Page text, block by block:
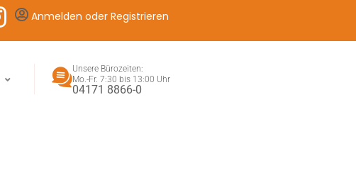
Anmelden oder Registrieren
Unsere Bürozeiten:
Mo.-Fr. 7:30 bis 13:00 Uhr
04171 8866-0